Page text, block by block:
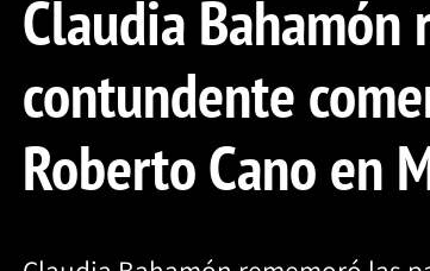
Claudia Bahamón
contundente
Roberto Cano en